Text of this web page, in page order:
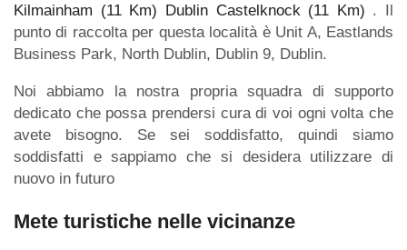
Kilmainham (11 Km) Dublin Castelknock (11 Km) . Il
punto di raccolta per questa località è Unit A, Eastlands
Business Park, North Dublin, Dublin 9, Dublin.
Noi abbiamo la nostra propria squadra di supporto
dedicato che possa prendersi cura di voi ogni volta che
avete bisogno. Se sei soddisfatto, quindi siamo
soddisfatti e sappiamo che si desidera utilizzare di
nuovo in futuro
Mete turistiche nelle vicinanze